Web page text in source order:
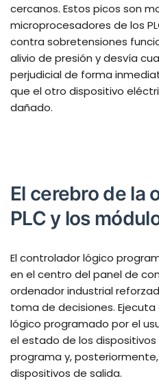
cercanos. Estos picos son
microprocesadores de los
contra sobretensiones
alivio de presión y desvía
perjudicial de forma
que el otro dispositivo
dañado.
El cerebro de la
PLC y los
El controlador lógico
en el centro del panel de
ordenador industrial
toma de decisiones.
lógico programado por el
el estado de los
programa y,
dispositivos de salida.